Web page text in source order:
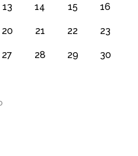
13 14 15 16
20 21 22 23
27 28 29 30